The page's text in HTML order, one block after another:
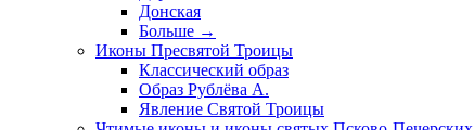
Донская
Больше →
Иконы Пресвятой Троицы
Классический образ
Образ Рублёва А.
Явление Святой Троицы